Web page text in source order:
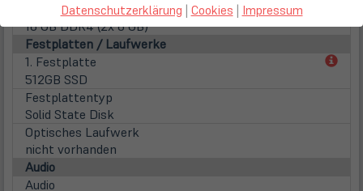
inst. Speicher
16 GB DDR4 (2x 8 GB)
Festplatten / Laufwerke
1. Festplatte
512GB SSD
Festplattentyp
Solid State Disk
Optisches Laufwerk
nicht vorhanden
Audio
Audio
Datenschutzerklärung | Cookies | Impressum